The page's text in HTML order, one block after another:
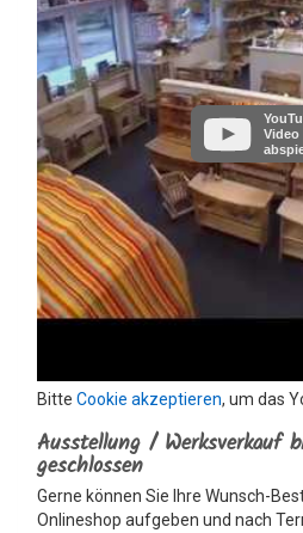
Video
Bitte Cookie akzeptieren, um das
Ausstellung / Werksverkauf
geschlossen
Gerne können Sie Ihre Wunsch-
Onlineshop aufgeben und nach